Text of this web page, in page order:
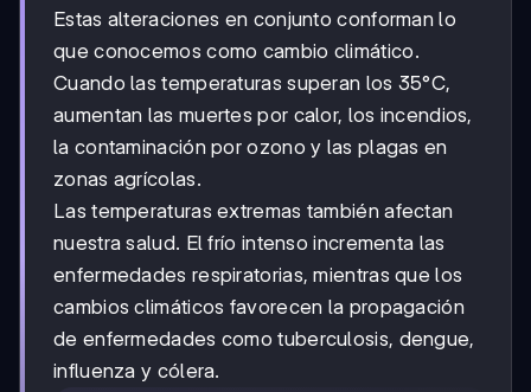
Estas alteraciones en conjunto conforman lo
que conocemos como cambio climático.
Cuando las temperaturas superan los 35°C,
aumentan las muertes por calor, los incendios,
la contaminación por ozono y las plagas en
zonas agrícolas.
Las temperaturas extremas también afectan
nuestra salud. El frío intenso incrementa las
enfermedades respiratorias, mientras que los
cambios climáticos favorecen la propagación
de enfermedades como tuberculosis, dengue,
influenza y cólera.